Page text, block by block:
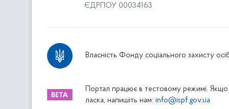
Територіальні відділення
Дніпропетровське відділення
Житомирське відділення
Закарпатське відділення
ЄДРПОУ 00034163
Власність Фонду соціального захисту осіб
Портал працює в тестовому режимі. Якщо
ласка, напишіть нам: info@ispf.gov.ua